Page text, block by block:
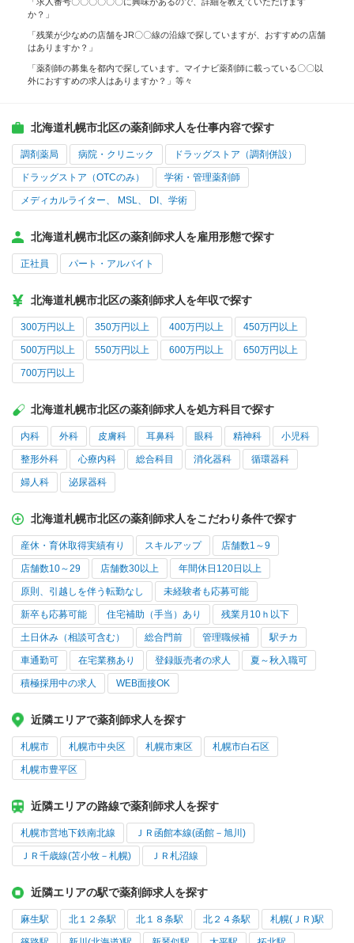
か？」
「残業が少なめの店舗をJR〇〇線の沿線で探していますが、おすすめの店舗
はありますか？」
「薬剤師の募集を都内で探しています。マイナビ薬剤師に載っている〇〇以
外におすすめの求人はありますか？」等々
北海道札幌市北区の薬剤師求人を仕事内容で探す
調剤薬局 病院・クリニック ドラッグストア（調剤併設）
ドラッグストア（OTCのみ） 学術・管理薬剤師
メディカルライター、 MSL、 DI、学術
北海道札幌市北区の薬剤師求人を雇用形態で探す
正社員 パート・アルバイト
北海道札幌市北区の薬剤師求人を年収で探す
300万円以上 350万円以上 400万円以上 450万円以上
500万円以上 550万円以上 600万円以上 650万円以上
700万円以上
北海道札幌市北区の薬剤師求人を処方科目で探す
内科 外科 皮膚科 耳鼻科 眼科 精神科 小児科
整形外科 心療内科 総合科目 消化器科 循環器科
婦人科 泌尿器科
北海道札幌市北区の薬剤師求人をこだわり条件で探す
産休・育休取得実績有り スキルアップ 店舗数1～9
店舗数10～29 店舗数30以上 年間休日120日以上
原則、引越しを伴う転勤なし 未経験者も応募可能
新卒も応募可能 住宅補助（手当）あり 残業月10ｈ以下
土日休み（相談可含む） 総合門前 管理職候補 駅チカ
車通勤可 在宅業務あり 登録販売者の求人 夏～秋入職可
積極採用中の求人 WEB面接OK
近隣エリアで薬剤師求人を探す
札幌市 札幌市中央区 札幌市東区 札幌市白石区
札幌市豊平区
近隣エリアの路線で薬剤師求人を探す
札幌市営地下鉄南北線 ＪＲ函館本線(函館－旭川)
ＪＲ千歳線(苫小牧－札幌) ＪＲ札沼線
近隣エリアの駅で薬剤師求人を探す
麻生駅 北１２条駅 北１８条駅 北２４条駅 札幌(ＪＲ)駅